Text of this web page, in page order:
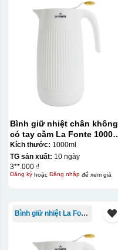
Bình giữ nhiệt chân không
có tay cầm La Fonte 1000ml
– 011655
Kích thước: 1000ml
TG sản xuất: 10 ngày
3**.000 ₫
Đăng kýhoặc Đăng nhậpđể xem giá
Bình giữ nhiệt La Fonte